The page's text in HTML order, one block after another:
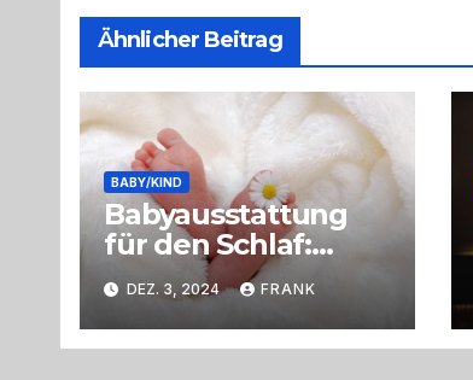
Ähnlicher Beitrag
BABY/KIND
Babyausstattung
für den Schlaf:
nützliche Tipps für
Eltern
DEZ. 3, 2024 FRANK